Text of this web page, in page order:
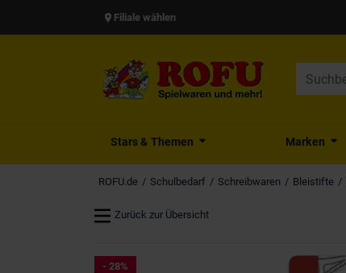
Filiale wählen
Stars & Themen Marken
ROFU.de Schulbedarf Schreibwaren Bleistifte
Zurück zur Übersicht
- 28%